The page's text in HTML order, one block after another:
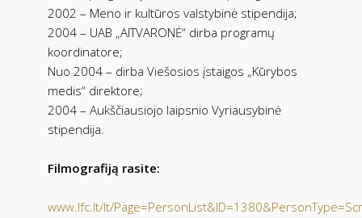
2002 – Meno ir kultūros valstybinė stipendija;
2004 – UAB „AITVARONĖ“ dirba programų
koordinatore;
Nuo 2004 – dirba Viešosios įstaigos „Kūrybos
medis“ direktore;
2004 – Aukščiausiojo laipsnio Vyriausybinė
stipendija.
Filmografiją rasite:
www.lfc.lt/lt/